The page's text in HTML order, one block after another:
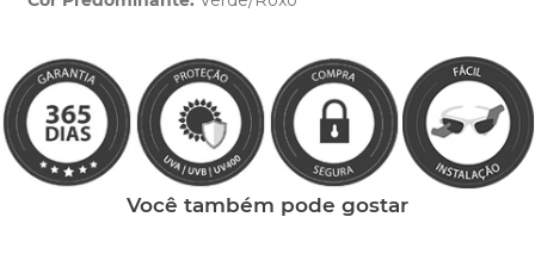
Você também pode gostar